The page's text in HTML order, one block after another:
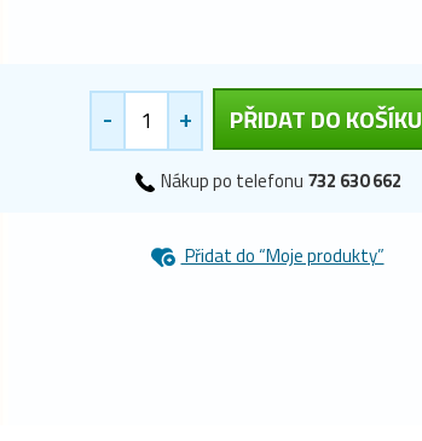
- + PŘIDAT DO KOŠÍKU
Nákup po telefonu 732 630 662
Přidat do “Moje produkty”